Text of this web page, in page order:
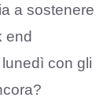
a sostenere
end
con gli